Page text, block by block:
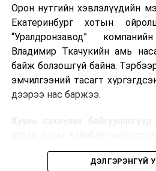
Мароккогийн хөдөлмөр
Орон нутгийн хэвлэлүүдийн
Екатеринбург хотын
“Уралдронзавод”
Владимир Ткачукийн амь
байж болзошгүй байна.
эмчилгээний тасагт
дээрээ нас баржээ.
Хууль сахиулах
шалгах байгууллага олон
хүний амь насанд халдахыг
ДЭЛГЭРЭНГҮЙ